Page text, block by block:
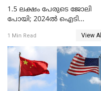
1.5 ലക്ഷം പേരുടെ ജോലി
പോയി; 2024ൽ ഐടി
1 Min Read View All